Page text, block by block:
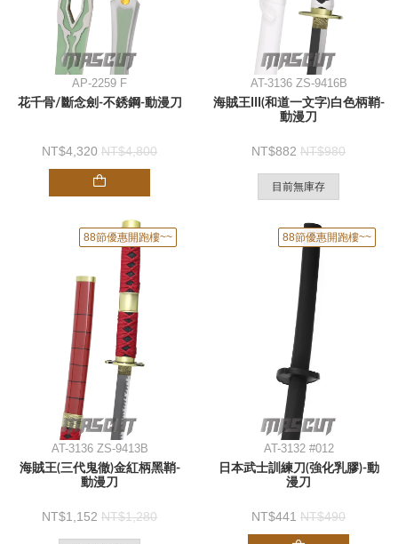
AP-2259 F
花千骨/斷念劍-不銹鋼-動漫刀
4,320 4,800
AT-3136 ZS-9416B
海賊王III(和道一文字)白色柄鞘-
動漫刀
882 980
目前無庫存
88節優惠開跑樓~~
AT-3136 ZS-9413B
海賊王(三代鬼徹)金紅柄黑鞘-
動漫刀
1,152 1,280
88節優惠開跑樓~~
AT-3132 #012
日本武士訓練刀(強化乳膠)-動
漫刀
441 490